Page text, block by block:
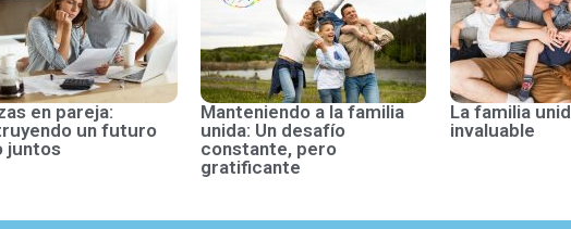
en pareja:
un futuro
juntos
Manteniendo a la familia
unida: Un desafío
constante, pero
gratificante
La familia
invaluable